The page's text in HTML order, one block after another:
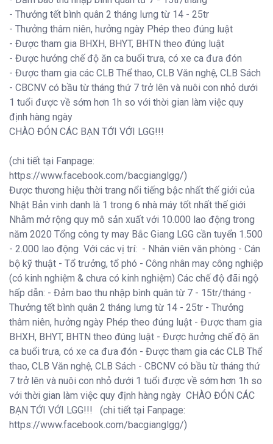
- Thưởng tết bình quân 2 tháng lưng từ 14 - 25tr
- Thưởng thâm niên, hưởng ngày Phép theo đúng luật
- Được tham gia BHXH, BHYT, BHTN theo đúng luật
- Được hưởng chế độ ăn ca buổi trưa, có xe ca đưa đón
- Được tham gia các CLB Thể thao, CLB Văn nghệ, CLB Sách
- CBCNV có bầu từ tháng thứ 7 trở lên và nuôi con nhỏ dưới
1 tuổi được về sớm hơn 1h so với thời gian làm việc quy
định hàng ngày
CHÀO ĐÓN CÁC BẠN TỚI VỚI LGG!!!
(chi tiết tại Fanpage:
https://www.facebook.com/bacgianglgg/)
Được thương hiệu thời trang nổi tiếng bậc nhất thế giới của
Nhật Bản vinh danh là 1 trong 6 nhà máy tốt nhất thế giới
Nhằm mở rộng quy mô sản xuất với 10.000 lao động trong
năm 2020 Tổng công ty may Bắc Giang LGG cần tuyển 1.500
- 2.000 lao động Với các vị trí: - Nhân viên văn phòng - Cán
bộ kỹ thuật - Tổ trưởng, tổ phó - Công nhân may công nghiệp
(có kinh nghiệm & chưa có kinh nghiệm) Các chế độ đãi ngộ
hấp dẫn: - Đảm bao thu nhập bình quân từ 7 - 15tr/tháng -
Thưởng tết bình quân 2 tháng lưng từ 14 - 25tr - Thưởng
thâm niên, hưởng ngày Phép theo đúng luật - Được tham gia
BHXH, BHYT, BHTN theo đúng luật - Được hưởng chế độ ăn
ca buổi trưa, có xe ca đưa đón - Được tham gia các CLB Thể
thao, CLB Văn nghệ, CLB Sách - CBCNV có bầu từ tháng thứ
7 trở lên và nuôi con nhỏ dưới 1 tuổi được về sớm hơn 1h so
với thời gian làm việc quy định hàng ngày CHÀO ĐÓN CÁC
BẠN TỚI VỚI LGG!!!
(chi tiết tại Fanpage:
https://www.facebook.com/bacgianglgg/)